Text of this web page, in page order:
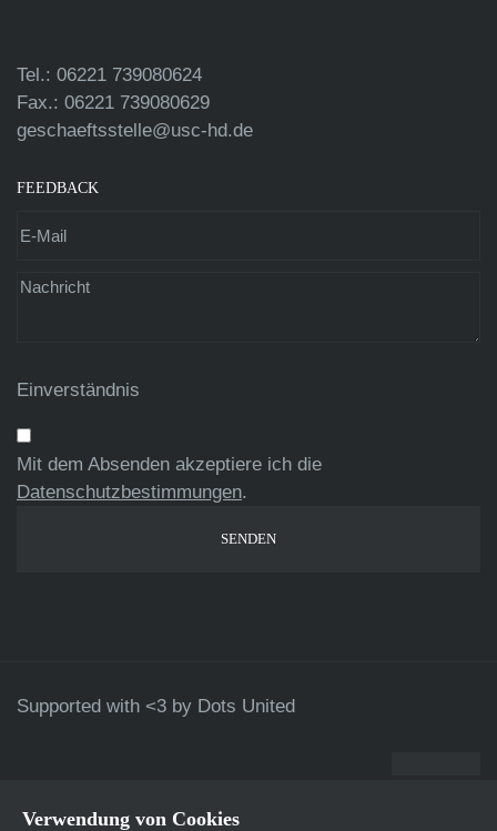
Tel.: 06221 739080624
Fax.: 06221 739080629
geschaeftsstelle@usc-hd.de
FEEDBACK
Einverständnis
Mit dem Absenden akzeptiere ich die
Datenschutzbestimmungen.
Supported with <3 by Dots United
Verwendung von Cookies